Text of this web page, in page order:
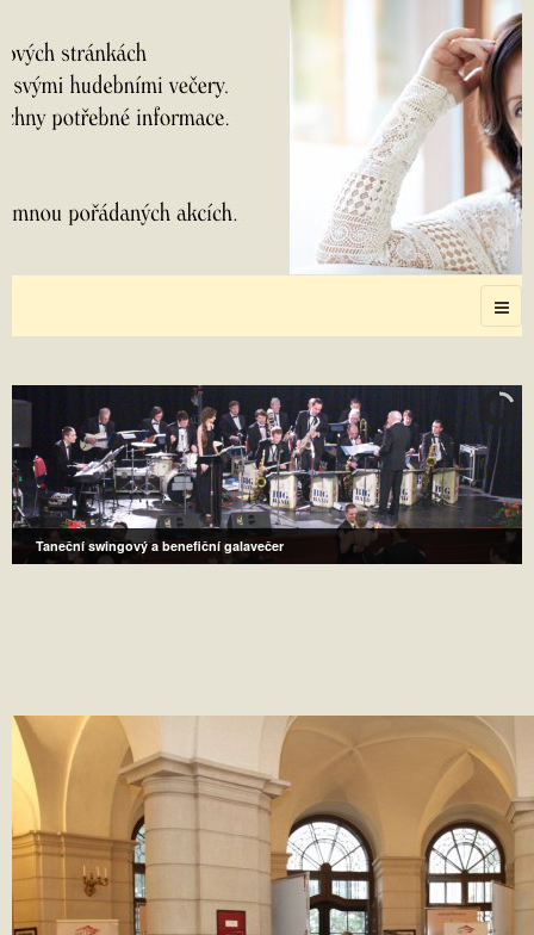
Taneční swingový a benefiční galavečer